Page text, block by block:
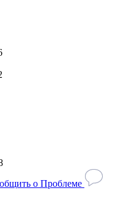
о Проблеме